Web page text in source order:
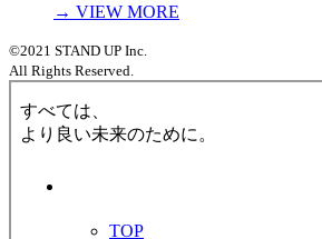
→ VIEW MORE
©2021 STAND UP Inc.
All Rights Reserved.